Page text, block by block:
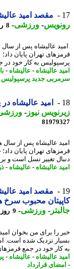
مقصد امید
-ورزشی-8 روز پیش - چهارشنبه 7 مرداد 1405، 15:48
عالیشاه پس از سال ها
تهران پایان داد؛
به کار خود در جمع
عالیشاه-عالیشاه-
جدید پرسپولیس
امید عالیشاه در
نیوز-ورزشی-9 روز پیش - چهارشنبه 7 مرداد 1405، 10:23
عالیشاه پس از سال ها
تهران پایان داد؛
تغییر نسل است و برای
عالیشاه-عالیشاه-ذوب
محبوب سرخ ها
-ورزشی-9 روز پیش - چهارشنبه 7 مرداد 1405، 09:52
را برای من بخوان امید
نزدیک شده است. امید
خود در جمع قرمزهای
عالیشاه-عالیشاه-
قرارداد